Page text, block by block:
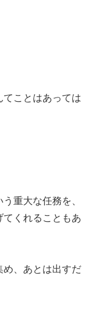
てことはあっては
重大な任務を、
くれることもあ
め、あとは出すだ